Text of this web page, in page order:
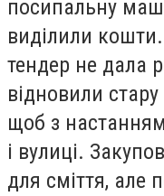
посипальну
виділили
тендер не дала
відновили
щоб з
і вулиці.
для сміття, але